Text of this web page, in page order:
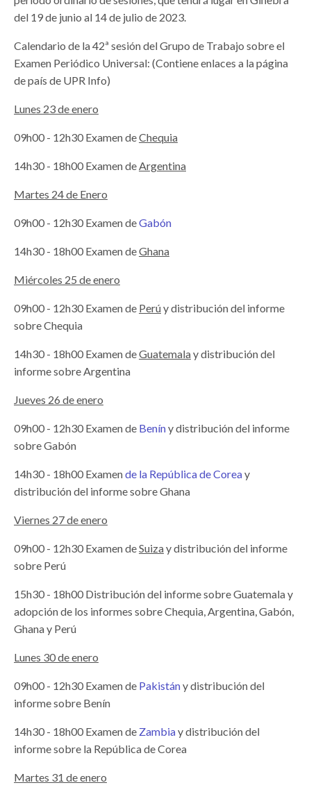
del 19 de junio al 14 de julio de 2023.
Calendario de la 42ª sesión del Grupo de Trabajo sobre el
Examen Periódico Universal: (Contiene enlaces a la página
de país de UPR Info)
Lunes 23 de enero
09h00 - 12h30 Examen deChequia
14h30 - 18h00 Examen deArgentina
Martes 24 de Enero
09h00 - 12h30 Examen deGabón
14h30 - 18h00 Examen deGhana
Miércoles 25 de enero
09h00 - 12h30 Examen de Perúy distribución del informe
sobre Chequia
14h30 - 18h00 Examen deGuatemalay distribución del
informe sobre Argentina
Jueves 26 de enero
09h00 - 12h30 Examen de Beníny distribución del informe
sobre Gabón
14h30 - 18h00 Examende la República de Coreay
distribución del informe sobre Ghana
Viernes 27 de enero
09h00 - 12h30 Examen deSuizay distribución del informe
sobre Perú
15h30 - 18h00 Distribución del informe sobre Guatemala y
adopción de los informes sobre Chequia, Argentina, Gabón,
Ghana y Perú
Lunes 30 de enero
09h00 - 12h30 Examen de Pakistány distribución del
informe sobre Benín
14h30 - 18h00 Examen de Zambiay distribución del
informe sobre la República de Corea
Martes 31 de enero